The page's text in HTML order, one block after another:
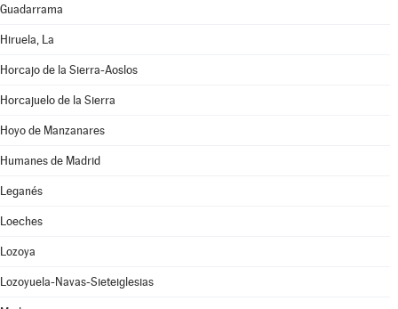
Guadarrama
Hiruela, La
Horcajo de la Sierra-Aoslos
Horcajuelo de la Sierra
Hoyo de Manzanares
Humanes de Madrid
Leganés
Loeches
Lozoya
Lozoyuela-Navas-Sieteiglesias